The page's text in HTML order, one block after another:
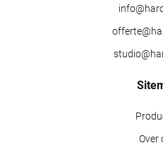
Over